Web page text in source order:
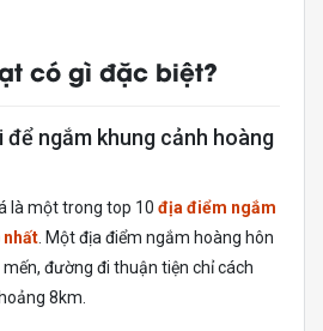
có gì đặc biệt?
ngắm khung cảnh hoàng
là một trong top 10 địa điểm ngắm
nhất . Một địa điểm ngắm hoàng hôn
đường đi thuận tiện chỉ cách
8km.